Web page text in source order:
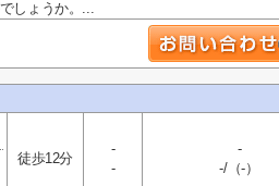
しょうか。...
徒歩12分
-
-
-
-/（-）